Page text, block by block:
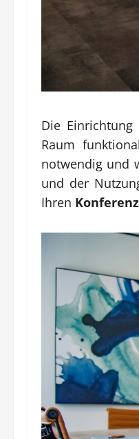
Die Einrichtung
Raum
notwendig und
und der
Ihren